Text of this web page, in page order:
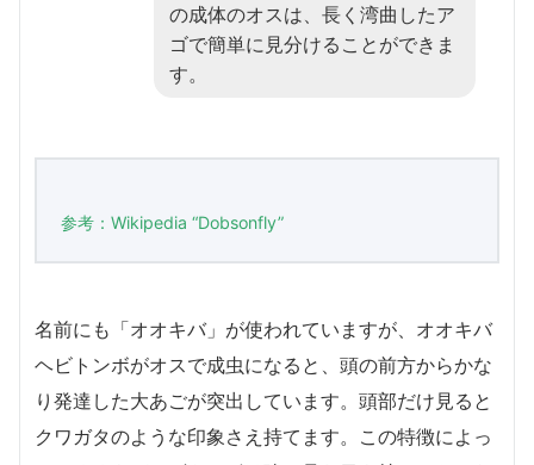
の成体のオスは、長く湾曲したア
ゴで簡単に見分けることができま
す。
参考：Wikipedia “Dobsonfly”
名前にも「オオキバ」が使われていますが、オオキバ
ヘビトンボがオスで成虫になると、頭の前方からかな
り発達した大あごが突出しています。頭部だけ見ると
クワガタのような印象さえ持てます。この特徴によっ